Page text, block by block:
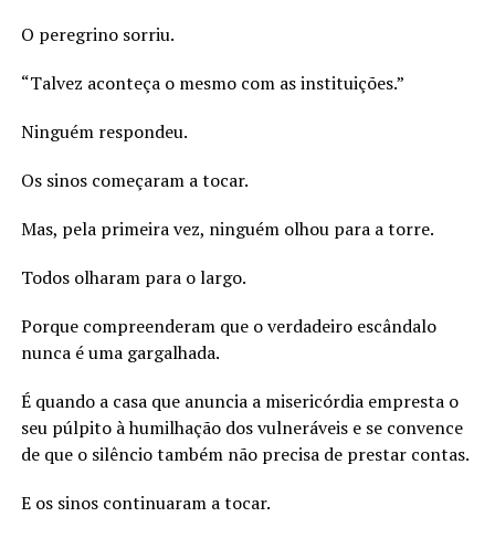
O peregrino sorriu.
“Talvez aconteça o mesmo com as instituições.”
Ninguém respondeu.
Os sinos começaram a tocar.
Mas, pela primeira vez, ninguém olhou para a torre.
Todos olharam para o largo.
Porque compreenderam que o verdadeiro escândalo
nunca é uma gargalhada.
É quando a casa que anuncia a misericórdia empresta o
seu púlpito à humilhação dos vulneráveis e se convence
de que o silêncio também não precisa de prestar contas.
E os sinos continuaram a tocar.